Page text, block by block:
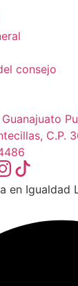
consejo
C.P.